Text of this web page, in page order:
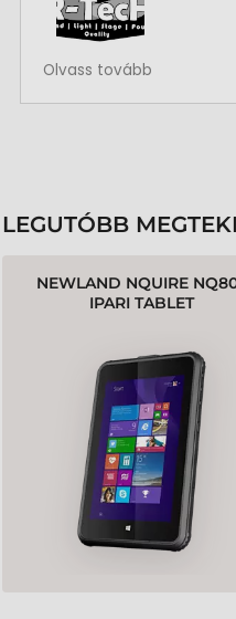
Rendben volt a
Olvass tovább
LEGUTÓBB
NEWLAND NQUIRE
IPARI TABLET